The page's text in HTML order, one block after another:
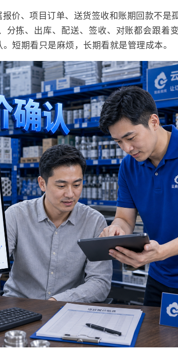
价、项目订单、送货签收和账期回款不是
分拣、出库、配送、签收、对账都会跟着
短期看只是麻烦，长期看就是管理成本。